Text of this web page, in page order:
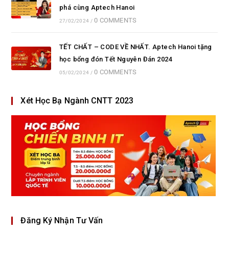
phá cùng Aptech Hanoi
27/02/2024 / 0 COMMENTS
TẾT CHẤT – CODE VỀ NHẤT. Aptech Hanoi tặng
học bổng đón Tết Nguyên Đán 2024
05/02/2024 / 0 COMMENTS
Xét Học Bạ Ngành CNTT 2023
Đăng Ký Nhận Tư Vấn